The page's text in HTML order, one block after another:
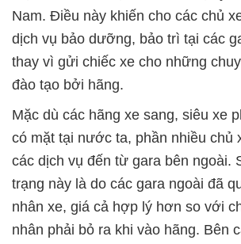
Nam. Điều này khiến cho các chủ
dịch vụ bảo dưỡng, bảo trì tại các
thay vì gửi chiếc xe cho những
đào tạo bởi hãng.
Mặc dù các hãng xe sang, siêu xe
có mặt tại nước ta, phần nhiều chủ
các dịch vụ đến từ gara bên ngoài.
trạng này là do các gara ngoài đã
nhân xe, giá cả hợp lý hơn so với
nhân phải bỏ ra khi vào hãng. Bên